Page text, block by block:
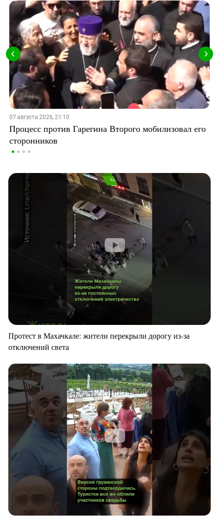
07 августа 2026, 21:10
Процесс против Гарегина Второго мобилизовал его
сторонников
Протест в Махачкале: жители перекрыли дорогу из-за
отключений света